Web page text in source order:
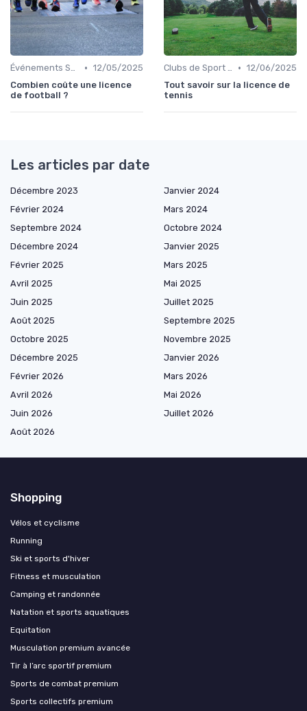
Événements Sportifs et Inscriptions • 12/05/2025
Combien coûte une licence
de football ?
Clubs de Sport et Salles de Gym • 12/06/2025
Tout savoir sur la licence de
tennis
Les articles par date
Décembre 2023
Janvier 2024
Février 2024
Mars 2024
Septembre 2024
Octobre 2024
Décembre 2024
Janvier 2025
Février 2025
Mars 2025
Avril 2025
Mai 2025
Juin 2025
Juillet 2025
Août 2025
Septembre 2025
Octobre 2025
Novembre 2025
Décembre 2025
Janvier 2026
Février 2026
Mars 2026
Avril 2026
Mai 2026
Juin 2026
Juillet 2026
Août 2026
Shopping
Vélos et cyclisme
Running
Ski et sports d'hiver
Fitness et musculation
Camping et randonnée
Natation et sports aquatiques
Equitation
Musculation premium avancée
Tir à l’arc sportif premium
Sports de combat premium
Sports collectifs premium